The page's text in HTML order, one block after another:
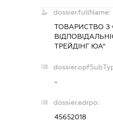
dossier.fullName:
ТОВАРИСТВО
ТРЕЙДІНГ ЮА"
-
dossier.edrpo:
45652018